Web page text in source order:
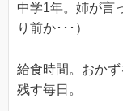
中学1年。姉が言
り前か･･･）
給食時間。おか
残す毎日。